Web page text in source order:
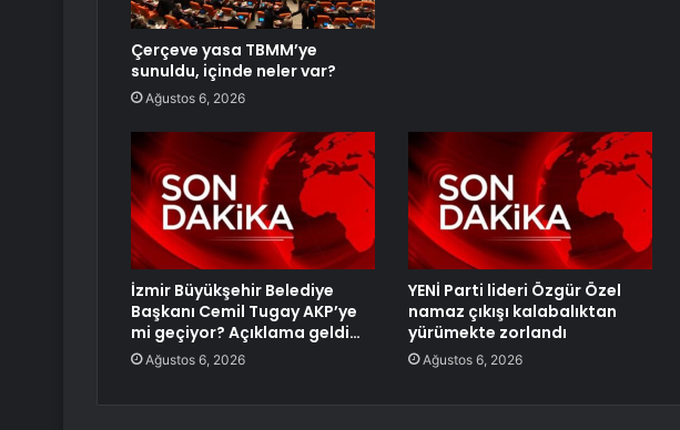
Çerçeve yasa TBMM’ye
sunuldu, içinde neler var?
Ağustos 6, 2026
İzmir Büyükşehir Belediye
Başkanı Cemil Tugay AKP’ye
mi geçiyor? Açıklama geldi…
Ağustos 6, 2026
YENİ Parti lideri Özgür Özel
namaz çıkışı kalabalıktan
yürümekte zorlandı
Ağustos 6, 2026